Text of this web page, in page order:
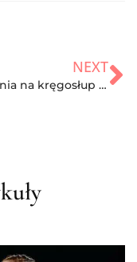
NEXT
Ćwiczenia na kręgosłup lędźwiowy